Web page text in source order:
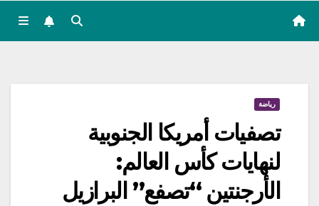
رياضة
تصفيات أمريكا الجنوبية
لنهايات كأس العالم:
الأرجنتين “تصفع” البرازيل